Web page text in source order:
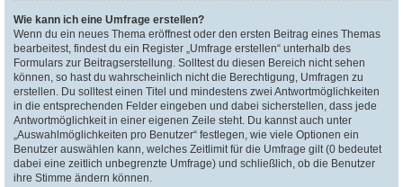
Wie kann ich eine Umfrage erstellen?
Wenn du ein neues Thema eröffnest oder den ersten Beitrag eines Themas
bearbeitest, findest du ein Register „Umfrage erstellen“ unterhalb des
Formulars zur Beitragserstellung. Solltest du diesen Bereich nicht sehen
können, so hast du wahrscheinlich nicht die Berechtigung, Umfragen zu
erstellen. Du solltest einen Titel und mindestens zwei Antwortmöglichkeiten
in die entsprechenden Felder eingeben und dabei sicherstellen, dass jede
Antwortmöglichkeit in einer eigenen Zeile steht. Du kannst auch unter
„Auswahlmöglichkeiten pro Benutzer“ festlegen, wie viele Optionen ein
Benutzer auswählen kann, welches Zeitlimit für die Umfrage gilt (0 bedeutet
dabei eine zeitlich unbegrenzte Umfrage) und schließlich, ob die Benutzer
ihre Stimme ändern können.